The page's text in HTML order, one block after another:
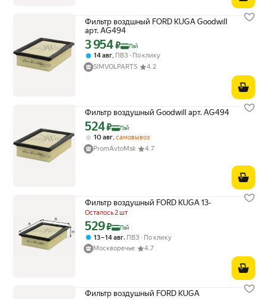
Фильтр воздшный FORD KUGA Goodwill
арт. AG494
Цена с картой Яндекс Пэй 3954 ₽ вместо
3 954₽ Пэй
14 авг, ПВЗ
По клику
SIMVOLPARTS
4.2
Фильтр воздушный Goodwill арт. AG494
Цена с картой Яндекс Пэй 524 ₽ вместо
524₽ Пэй
10 авг самовывоз
PromAvtoMsk
4.7
Фильтр воздушный FORD KUGA 13-
Осталось 2 шт
Цена с картой Яндекс Пэй 529 ₽ вместо
529₽ Пэй
13 – 14 авг, ПВЗ
По клику
Москворечье
4.7
Фильтр воздушный FORD KUGA